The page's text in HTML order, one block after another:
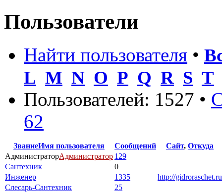
Пользователи
Найти пользователя •
L M N O P Q R S T
Пользователей: 1527 •
62
ЗваниеИмя пользователя Сообщений Сайт, Откуда
АдминистраторАдминистратор 129
Сантехник
0
Инженер
1335
http://gidroraschet.ru
Слесарь-Сантехник
25